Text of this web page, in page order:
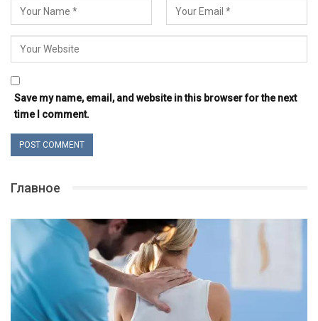
Save my name, email, and website in this browser for the next
time I comment.
Главное